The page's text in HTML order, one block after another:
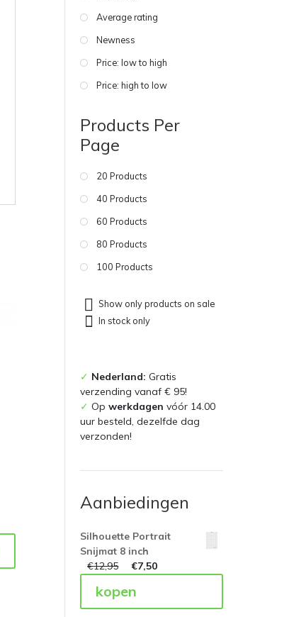
Average rating
Newness
Price: low to high
Price: high to low
Products Per
Page
20 Products
40 Products
60 Products
80 Products
100 Products
Show only products on sale
In stock only
✓ Nederland:Gratis
verzending vanaf € 95!
✓ Opwerkdagen vóór 14.00
uur besteld, dezelfde dag
verzonden!
Aanbiedingen
Silhouette Portrait
Snijmat 8 inch
€12,95 €7,50
kopen